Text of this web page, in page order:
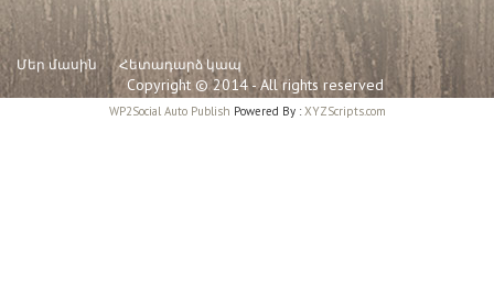
Մեր մասին Հետադարձ կապ
Copyright © 2014 - All rights reserved
WP2Social Auto Publish Powered By :XYZScripts.com